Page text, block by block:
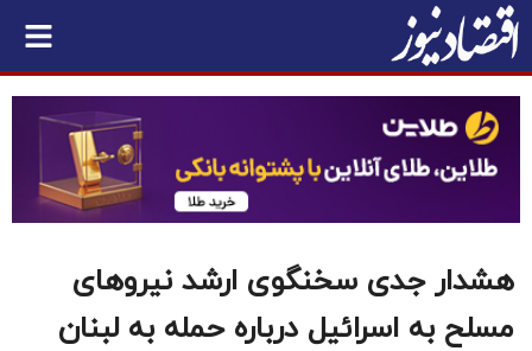
هشدار جدی سخنگوی ارشد نیروهای
مسلح به اسرائیل درباره حمله به لبنان